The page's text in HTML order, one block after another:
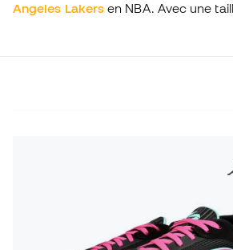
Angeles Lakers en NBA. Avec une